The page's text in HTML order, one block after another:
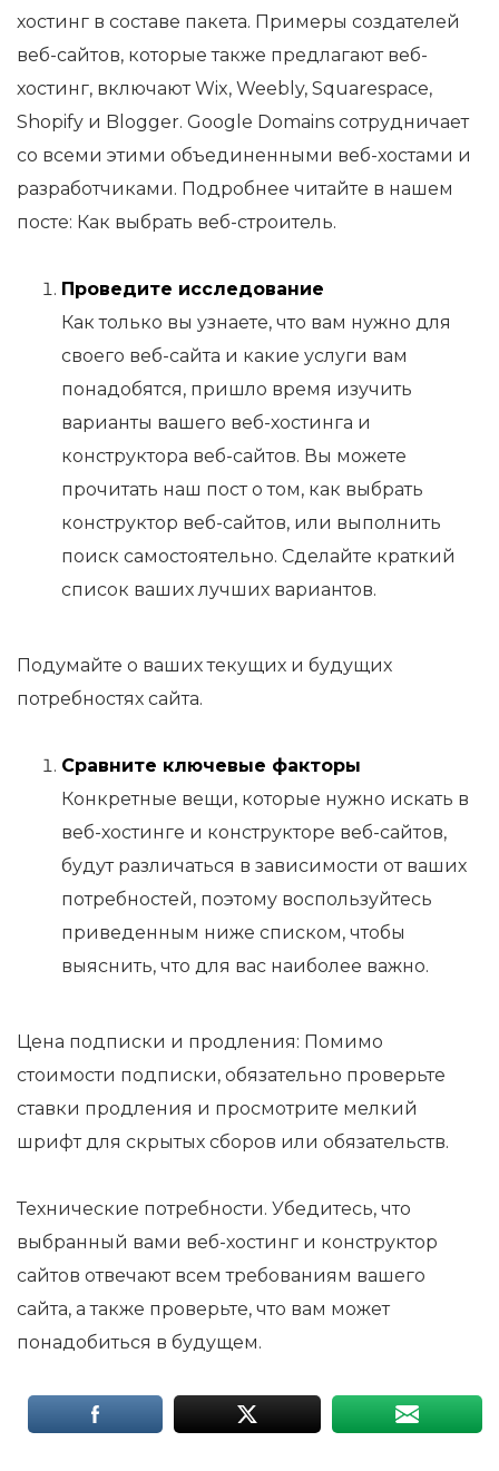
хостинг в составе пакета. Примеры создателей
веб-сайтов, которые также предлагают веб-
хостинг, включают Wix, Weebly, Squarespace,
Shopify и Blogger. Google Domains сотрудничает
со всеми этими объединенными веб-хостами и
разработчиками. Подробнее читайте в нашем
посте: Как выбрать веб-строитель.
Проведите исследование
Как только вы узнаете, что вам нужно для
своего веб-сайта и какие услуги вам
понадобятся, пришло время изучить
варианты вашего веб-хостинга и
конструктора веб-сайтов. Вы можете
прочитать наш пост о том, как выбрать
конструктор веб-сайтов, или выполнить
поиск самостоятельно. Сделайте краткий
список ваших лучших вариантов.
Подумайте о ваших текущих и будущих
потребностях сайта.
Сравните ключевые факторы
Конкретные вещи, которые нужно искать в
веб-хостинге и конструкторе веб-сайтов,
будут различаться в зависимости от ваших
потребностей, поэтому воспользуйтесь
приведенным ниже списком, чтобы
выяснить, что для вас наиболее важно.
Цена подписки и продления: Помимо
стоимости подписки, обязательно проверьте
ставки продления и просмотрите мелкий
шрифт для скрытых сборов или обязательств.
Технические потребности. Убедитесь, что
выбранный вами веб-хостинг и конструктор
сайтов отвечают всем требованиям вашего
сайта, а также проверьте, что вам может
понадобиться в будущем.